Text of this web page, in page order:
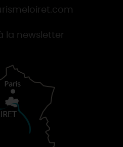
la newsletter